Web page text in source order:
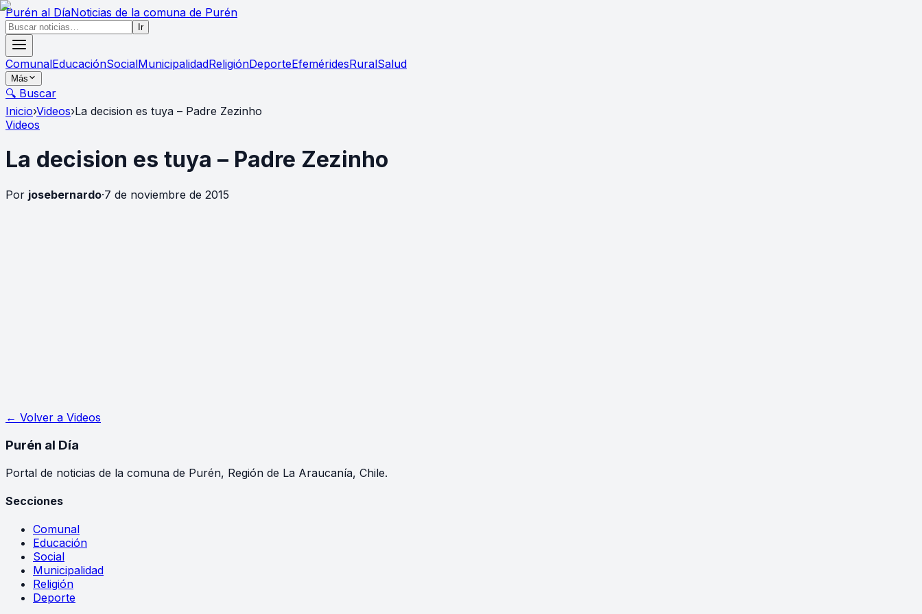
Purén al DíaNoticias de la comuna de Purén
Ir
ComunalEducaciónSocialMunicipalidadReligiónDeporteEfeméridesRuralSalud
Más
🔍 Buscar
Inicio›Videos›La decision es tuya – Padre Zezinho
Videos
La decision es tuya – Padre Zezinho
Por josebernardo·7 de noviembre de 2015
← Volver a Videos
Purén al Día
Portal de noticias de la comuna de Purén, Región de La Araucanía, Chile.
Secciones
Comunal
Educación
Social
Municipalidad
Religión
Deporte